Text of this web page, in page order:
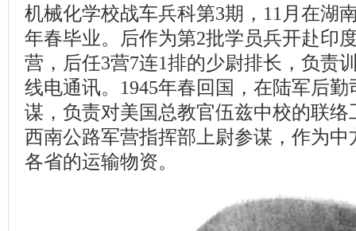
机械化学校战车兵科第3期，11月在湖
年春毕业。后作为第2批学员兵开赴印
营，后任3营7连1排的少尉排长，负责
线电通讯。1945年春回国，在陆军后
谋，负责对美国总教官伍兹中校的联
西南公路军营指挥部上尉参谋，作为
各省的运输物资。